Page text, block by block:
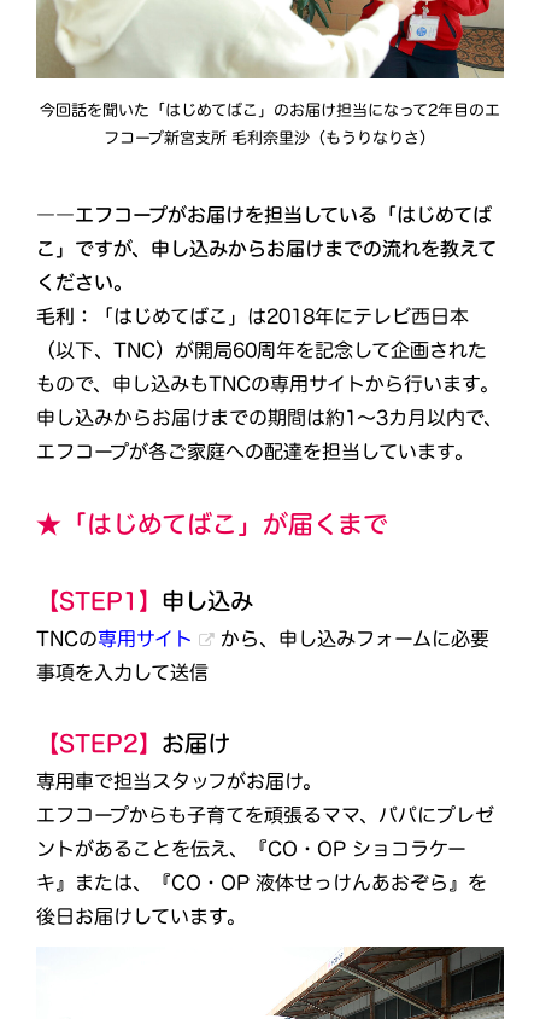
今回話を聞いた「はじめてばこ」のお届け担当になって2年目のエ
フコープ新宮支所 毛利奈里沙（もうりなりさ）
――エフコープがお届けを担当している「はじめてば
こ」ですが、申し込みからお届けまでの流れを教えて
ください。
毛利： 「はじめてばこ」は2018年にテレビ西日本
（以下、TNC）が開局60周年を記念して企画された
もので、申し込みもTNCの専用サイトから行います。
申し込みからお届けまでの期間は約1～3カ月以内で、
エフコープが各ご家庭への配達を担当しています。
★「はじめてばこ」が届くまで
【STEP1】 申し込み
TNCの専用サイト から、申し込みフォームに必要
事項を入力して送信
【STEP2】 お届け
専用車で担当スタッフがお届け。
エフコープからも子育てを頑張るママ、パパにプレゼ
ントがあることを伝え、『CO・OP ショコラケー
キ』または、『CO・OP 液体せっけんあおぞら』を
後日お届けしています。